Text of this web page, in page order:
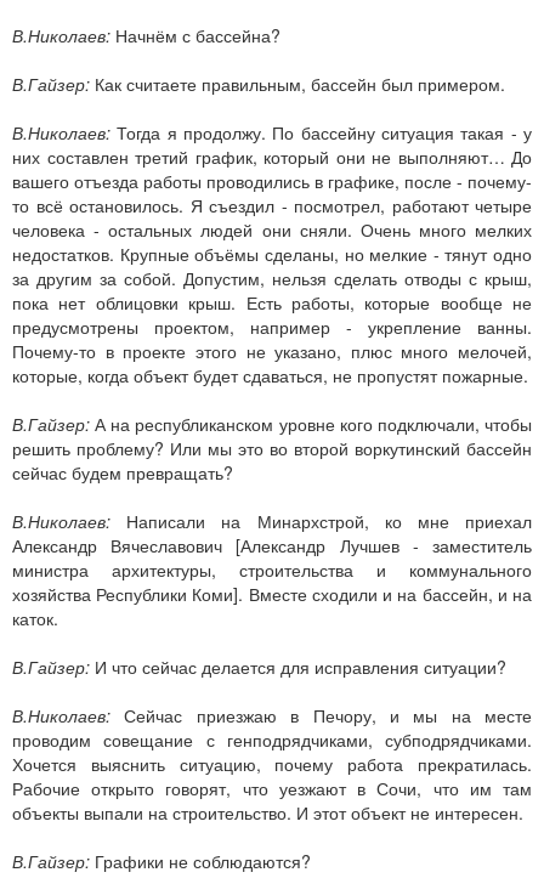
В.Николаев: Начнём с бассейна?
В.Гайзер: Как считаете правильным, бассейн был примером.
В.Николаев: Тогда я продолжу. По бассейну ситуация такая - у
них составлен третий график, который они не выполняют… До
вашего отъезда работы проводились в графике, после - почему-
то всё остановилось. Я съездил - посмотрел, работают четыре
человека - остальных людей они сняли. Очень много мелких
недостатков. Крупные объёмы сделаны, но мелкие - тянут одно
за другим за собой. Допустим, нельзя сделать отводы с крыш,
пока нет облицовки крыш. Есть работы, которые вообще не
предусмотрены проектом, например - укрепление ванны.
Почему-то в проекте этого не указано, плюс много мелочей,
которые, когда объект будет сдаваться, не пропустят пожарные.
В.Гайзер: А на республиканском уровне кого подключали, чтобы
решить проблему? Или мы это во второй воркутинский бассейн
сейчас будем превращать?
В.Николаев: Написали на Минархстрой, ко мне приехал
Александр Вячеславович [Александр Лучшев - заместитель
министра архитектуры, строительства и коммунального
хозяйства Республики Коми]. Вместе сходили и на бассейн, и на
каток.
В.Гайзер: И что сейчас делается для исправления ситуации?
В.Николаев: Сейчас приезжаю в Печору, и мы на месте
проводим совещание с генподрядчиками, субподрядчиками.
Хочется выяснить ситуацию, почему работа прекратилась.
Рабочие открыто говорят, что уезжают в Сочи, что им там
объекты выпали на строительство. И этот объект не интересен.
В.Гайзер: Графики не соблюдаются?